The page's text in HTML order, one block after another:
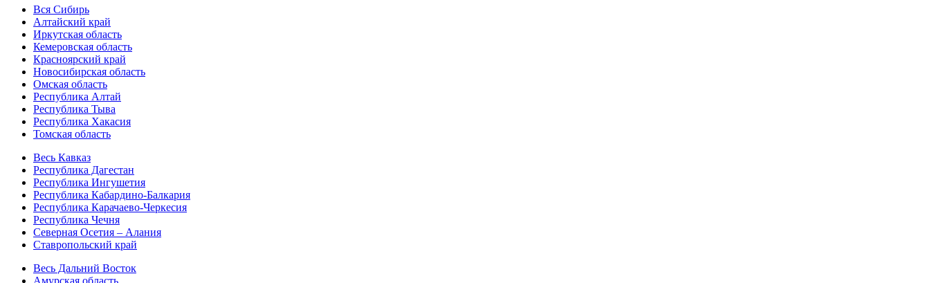
Вся Сибирь
Алтайский край
Иркутская область
Кемеровская область
Красноярский край
Новосибирская область
Омская область
Республика Алтай
Республика Тыва
Республика Хакасия
Томская область
Весь Кавказ
Республика Дагестан
Республика Ингушетия
Республика Кабардино-Балкария
Республика Карачаево-Черкесия
Республика Чечня
Северная Осетия – Алания
Ставропольский край
Весь Дальний Восток
Амурская область